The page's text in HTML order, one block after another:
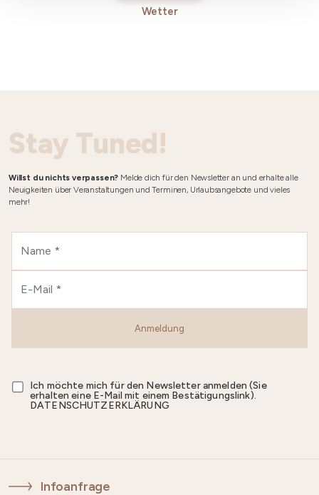
Wetter
Stay Tuned!
Willst du nichts verpassen? Melde dich für den Newsletter an und erhalte alle
Neuigkeiten über Veranstaltungen und Terminen, Urlaubsangebote und vieles
mehr!
Anmeldung
Ich möchte mich für den Newsletter anmelden (Sie
erhalten eine E-Mail mit einem Bestätigungslink).
DATENSCHUTZERKLÄRUNG
Infoanfrage